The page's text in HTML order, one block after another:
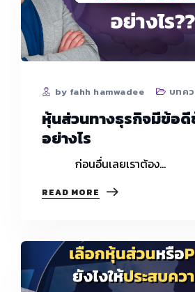
by fahh hamwadee บทค
หุ้นส่วนทางธุรกิจมีข้อดี
อย่างไร
ก่อนอื่นเลยเราต้อง…
READ MORE หุ้น
มี
ข้อดี
ข้อ
เสีย